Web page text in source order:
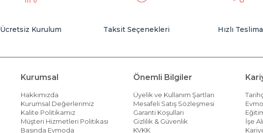
Ücretsiz Kurulum Taksit Seçenekleri Hızlı
Kurumsal
Hakkımızda
Kurumsal Değerlerimiz
Kalite Politikamız
Müşteri Hizmetleri Politikası
Basında Evmoda
Önemli Bilgiler
Üyelik ve Kullanım Şartları
Mesafeli Satış Sözleşmesi
Garanti Koşulları
Gizlilik & Güvenlik
KVKK
İşe